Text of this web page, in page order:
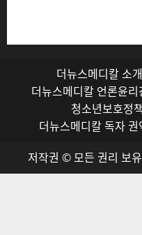
더뉴스메디칼 소개
더뉴스메디칼 언론윤리
청소년보호정책
더뉴스메디칼 독자 권
저작권 © 모든 권리 보